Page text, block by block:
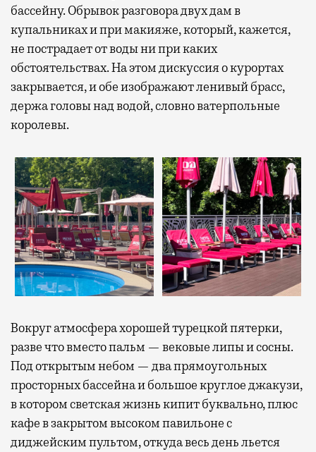
бассейну. Обрывок разговора двух дам в
купальниках и при макияже, который, кажется,
не пострадает от воды ни при каких
обстоятельствах. На этом дискуссия о курортах
закрывается, и обе изображают ленивый брасс,
держа головы над водой, словно ватерпольные
королевы.
Вокруг атмосфера хорошей турецкой пятерки,
разве что вместо пальм — вековые липы и сосны.
Под открытым небом — два прямоугольных
просторных бассейна и большое круглое джакузи,
в котором светская жизнь кипит буквально, плюс
кафе в закрытом высоком павильоне с
диджейским пультом, откуда весь день льется